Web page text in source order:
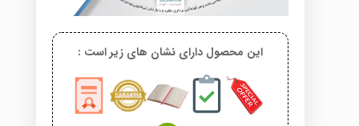
این محصول دارای نشان های زیر است :